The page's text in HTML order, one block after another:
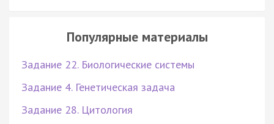
Популярные материалы
Задание 22. Биологические системы
Задание 4. Генетическая задача
Задание 28. Цитология